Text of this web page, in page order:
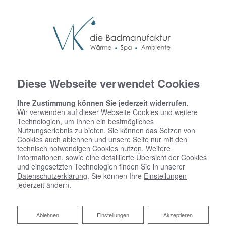
Diese Webseite verwendet Cookies
Ihre Zustimmung können Sie jederzeit widerrufen.
Wir verwenden auf dieser Webseite Cookies und weitere
Technologien, um Ihnen ein bestmögliches
Nutzungserlebnis zu bieten. Sie können das Setzen von
Cookies auch ablehnen und unsere Seite nur mit den
technisch notwendigen Cookies nutzen. Weitere
Informationen, sowie eine detaillierte Übersicht der Cookies
und eingesetzten Technologien finden Sie in unserer
Datenschutzerklärung. Sie können Ihre Einstellungen
jederzeit ändern.
Akzeptieren
Einstellungen
Ablehnen
Ablehnen